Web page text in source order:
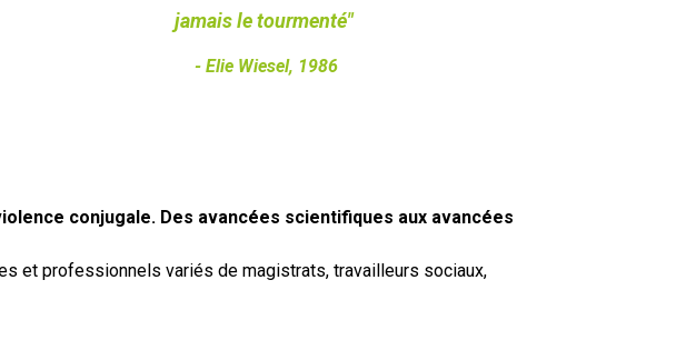
jamais le tourmenté"
- Elie Wiesel, 1986
conjugale. Des avancées scientifiques aux avancées
et professionnels variés de magistrats, travailleurs sociaux,